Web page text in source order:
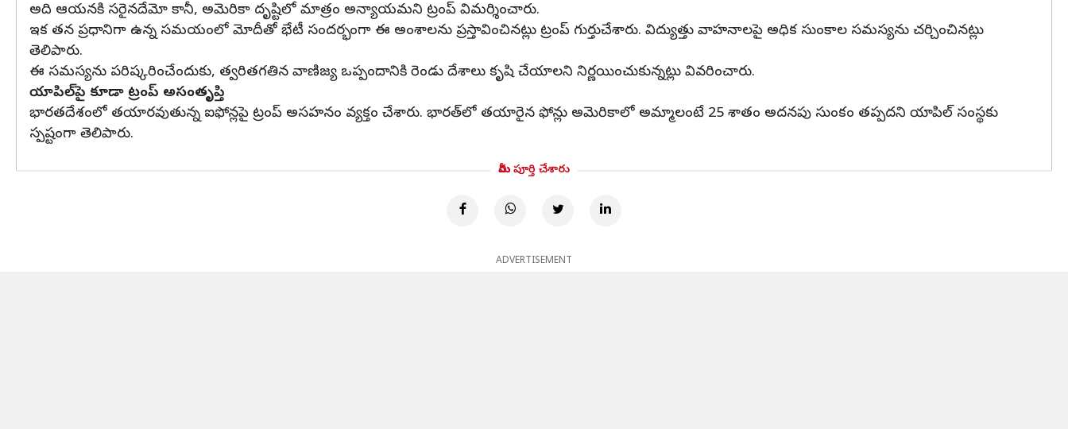
అది ఆయనకి సరైనదేమో కానీ, అమెరికా దృష్టిలో మాత్రం అన్యాయమని ట్రంప్‌ విమర్శించారు.
ఇక తన ప్రధానిగా ఉన్న సమయంలో మోదీతో భేటీ సందర్భంగా ఈ అంశాలను ప్రస్తావించినట్లు ట్రంప్ గుర్తుచేశారు. విద్యుత్తు వాహనాలపై అధిక సుంకాల సమస్యను చర్చించినట్లు
తెలిపారు.
ఈ సమస్యను పరిష్కరించేందుకు, త్వరితగతిన వాణిజ్య ఒప్పందానికి రెండు దేశాలు కృషి చేయాలని నిర్ణయించుకున్నట్లు వివరించారు.
యాపిల్‌పై కూడా ట్రంప్ అసంతృప్తి
భారతదేశంలో తయారవుతున్న ఐఫోన్లపై ట్రంప్‌ అసహనం వ్యక్తం చేశారు. భారత్‌లో తయారైన ఫోన్లు అమెరికాలో అమ్మాలంటే 25 శాతం అదనపు సుంకం తప్పదని యాపిల్ సంస్థకు
స్పష్టంగా తెలిపారు.
మీరు పూర్తి చేశారు
ADVERTISEMENT